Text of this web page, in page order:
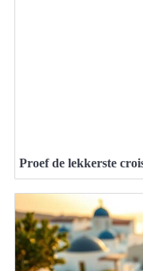
Proef de lekkerste